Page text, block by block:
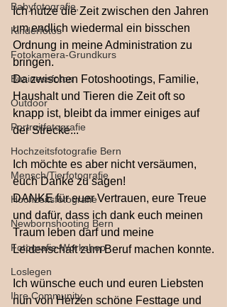
Babyfotografie,
Kinderfotos
Fotokamera-Grundkurs
Businessfotos
Outdoor
Portraitfotografie
Hochzeitsfotografie Bern
Mensch/Tierfotografie
Hochzeitsfotografie
Newbornshooting Bern
Fotografie-Workshop
Loslegen
Ihre Community
Ich nutze die Zeit zwischen den Jahren
um endlich wiedermal ein bisschen
Ordnung in meine Administration zu
bringen.
Da zwischen Fotoshootings, Familie,
Haushalt und Tieren die Zeit oft so
knapp ist, bleibt da immer einiges auf
der Strecke...
Ich möchte es aber nicht versäumen,
euch Danke zu sagen!
DANKE für euer Vertrauen, eure Treue
und dafür, dass ich dank euch meinen
Traum leben darf und meine
Leidenschaft zum Beruf machen konnte.
Ich wünsche euch und euren Liebsten
nun von Herzen schöne Festtage und